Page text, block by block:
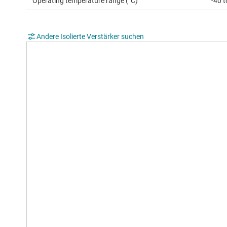
Andere Isolierte Verstärker suchen